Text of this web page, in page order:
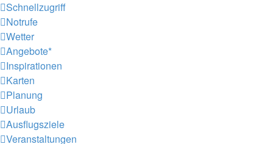
Schnellzugriff
Notrufe
Wetter
Angebote*
Inspirationen
Karten
Planung
Urlaub
Ausflugsziele
Veranstaltungen